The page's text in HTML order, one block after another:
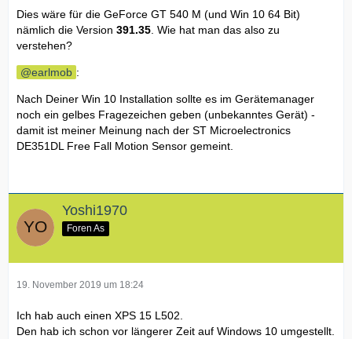
Dies wäre für die GeForce GT 540 M (und Win 10 64 Bit)
nämlich die Version 391.35 . Wie hat man das also zu
verstehen?
earlmob :
Nach Deiner Win 10 Installation sollte es im Gerätemanager
noch ein gelbes Fragezeichen geben (unbekanntes Gerät) -
damit ist meiner Meinung nach der ST Microelectronics
DE351DL Free Fall Motion Sensor gemeint.
Yoshi1970
Foren As
19. November 2019 um 18:24
Ich hab auch einen XPS 15 L502.
Den hab ich schon vor längerer Zeit auf Windows 10 umgestellt.